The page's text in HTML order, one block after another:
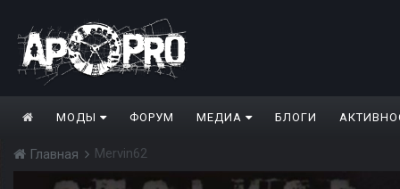
МОДЫ ФОРУМ МЕДИА БЛОГИ
Главная Mervin62